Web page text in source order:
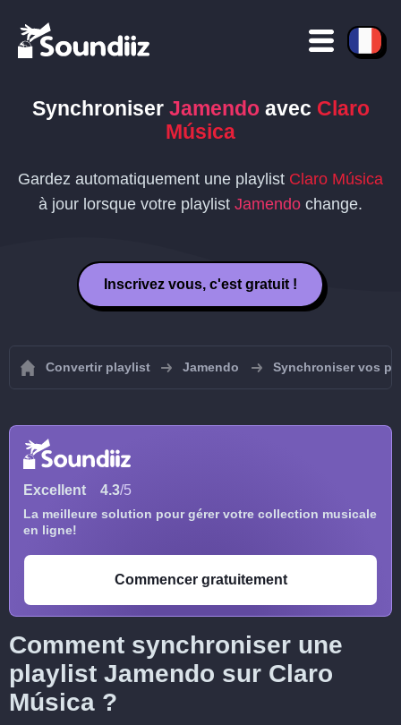
Synchroniser Jamendoavec Claro
Música
Gardez automatiquement une playlist Claro Música
à jour lorsque votre playlist Jamendo change.
Inscrivez vous, c'est gratuit !
Convertir playlist Jamendo Synchroniser vos
Excellent 4.3/5
La meilleure solution pour gérer votre collection musicale
en ligne!
Commencer gratuitement
Comment synchroniser une
playlist Jamendo sur Claro
Música ?